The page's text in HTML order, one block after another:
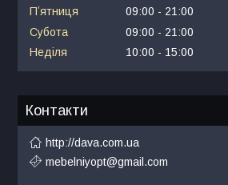
Пʼятниця
09:00
21:00
Субота
09:00
21:00
Неділя
10:00 15:00
Контакти
http://dava.com.ua
mebelniyopt@gmail.com